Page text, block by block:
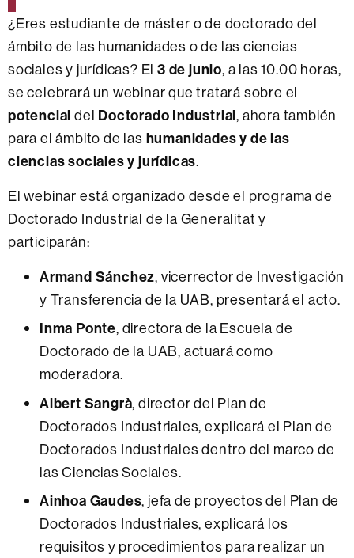
¿Eres estudiante de máster o de doctorado del
ámbito de las humanidades o de las ciencias
sociales y jurídicas? El3 de junio, a las 10.00 horas,
se celebrará un webinar que tratará sobre el
potencial del Doctorado Industrial, ahora también
para el ámbito de las humanidades y de las
ciencias sociales y jurídicas.
El webinar está organizado desde el programa de
Doctorado Industrial de la Generalitat y
participarán:
Armand Sánchez, vicerrector de Investigación
y Transferencia de la UAB, presentará el acto.
Inma Ponte, directora de la Escuela de
Doctorado de la UAB, actuará como
moderadora.
Albert Sangrà, director del Plan de
Doctorados Industriales, explicará el Plan de
Doctorados Industriales dentro del marco de
las Ciencias Sociales.
Ainhoa Gaudes, jefa de proyectos del Plan de
Doctorados Industriales, explicará los
requisitos y procedimientos para realizar un